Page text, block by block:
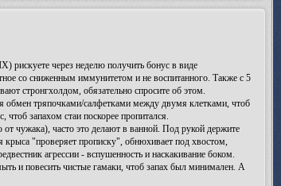
рискуете через неделю получить бонус в виде
со сниженным иммунитетом и не воспитанного. Также с 5
стронгхолдом, обязательно спросите об этом.
обмен тряпочками/салфетками между двумя клетками, чтоб
запахом стаи поскорее пропитался.
чужака), часто это делают в ванной. Под рукой держите
крыса "проверяет прописку", обнюхивает под хвостом,
агрессии - вспушенность и наскакивание боком.
и повесить чистые гамаки, чтоб запах был минимален. А